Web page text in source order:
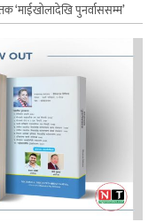
‘माईखोलादेखि पुनर्वाससम्म’